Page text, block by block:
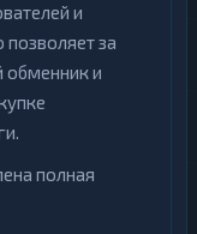
и
позволяет за
обменник и
полная